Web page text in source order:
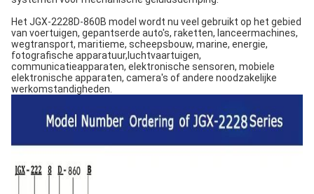
Het JGX-2228D-860B model wordt nu veel gebruikt op het gebied
van voertuigen, gepantserde auto's, raketten, lanceermachines,
wegtransport, maritieme, scheepsbouw, marine, energie,
fotografische apparatuur,luchtvaartuigen,
communicatieapparaten, elektronische sensoren, mobiele
elektronische apparaten, camera's of andere noodzakelijke
werkomstandigheden.